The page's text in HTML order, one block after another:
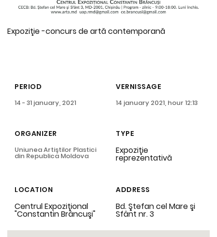
Expoziţie -concurs de artă contemporană
PERIOD
14 - 31 january, 2021
VERNISSAGE
14 january 2021, hour 12:13
ORGANIZER
Uniunea Artiştilor Plastici
din Republica Moldova
TYPE
Expoziţie
reprezentativă
LOCATION
Centrul Expoziţional
"Constantin Brâncuşi"
ADDRESS
Bd. Ştefan cel Mare şi
Sfânt nr. 3